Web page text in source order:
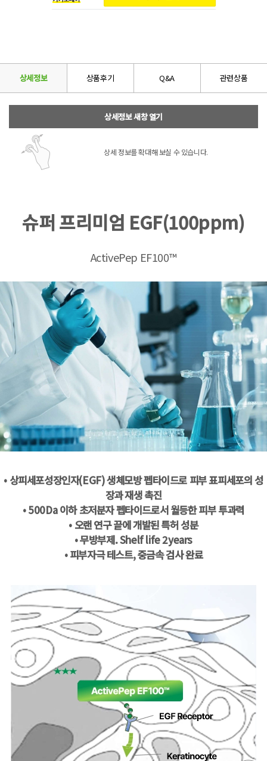
상세정보 상품후기 Q&A 관련상품
상세정보 새창 열기
상세 정보를 확대해 보실 수 있습니다.
슈퍼 프리미엄 EGF(100ppm)
ActivePep EF100™
• 상피세포성장인자(EGF) 생체모방 펩타이드로 피부 표피세포의 성
장과 재생 촉진
• 500Da 이하 초저분자 펩타이드로서 월등한 피부 투과력
• 오랜 연구 끝에 개발된 특허 성분
• 무방부제. Shelf life 2years
• 피부자극 테스트, 중금속 검사 완료